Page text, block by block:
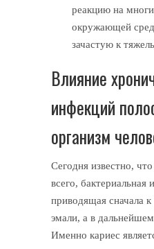
реакцию на
окружающей
зачастую к
Влияние
инфекций
организм
Сегодня известно, что
всего, бактериальная
приводящая сначала
эмали, а в
Именно кариес